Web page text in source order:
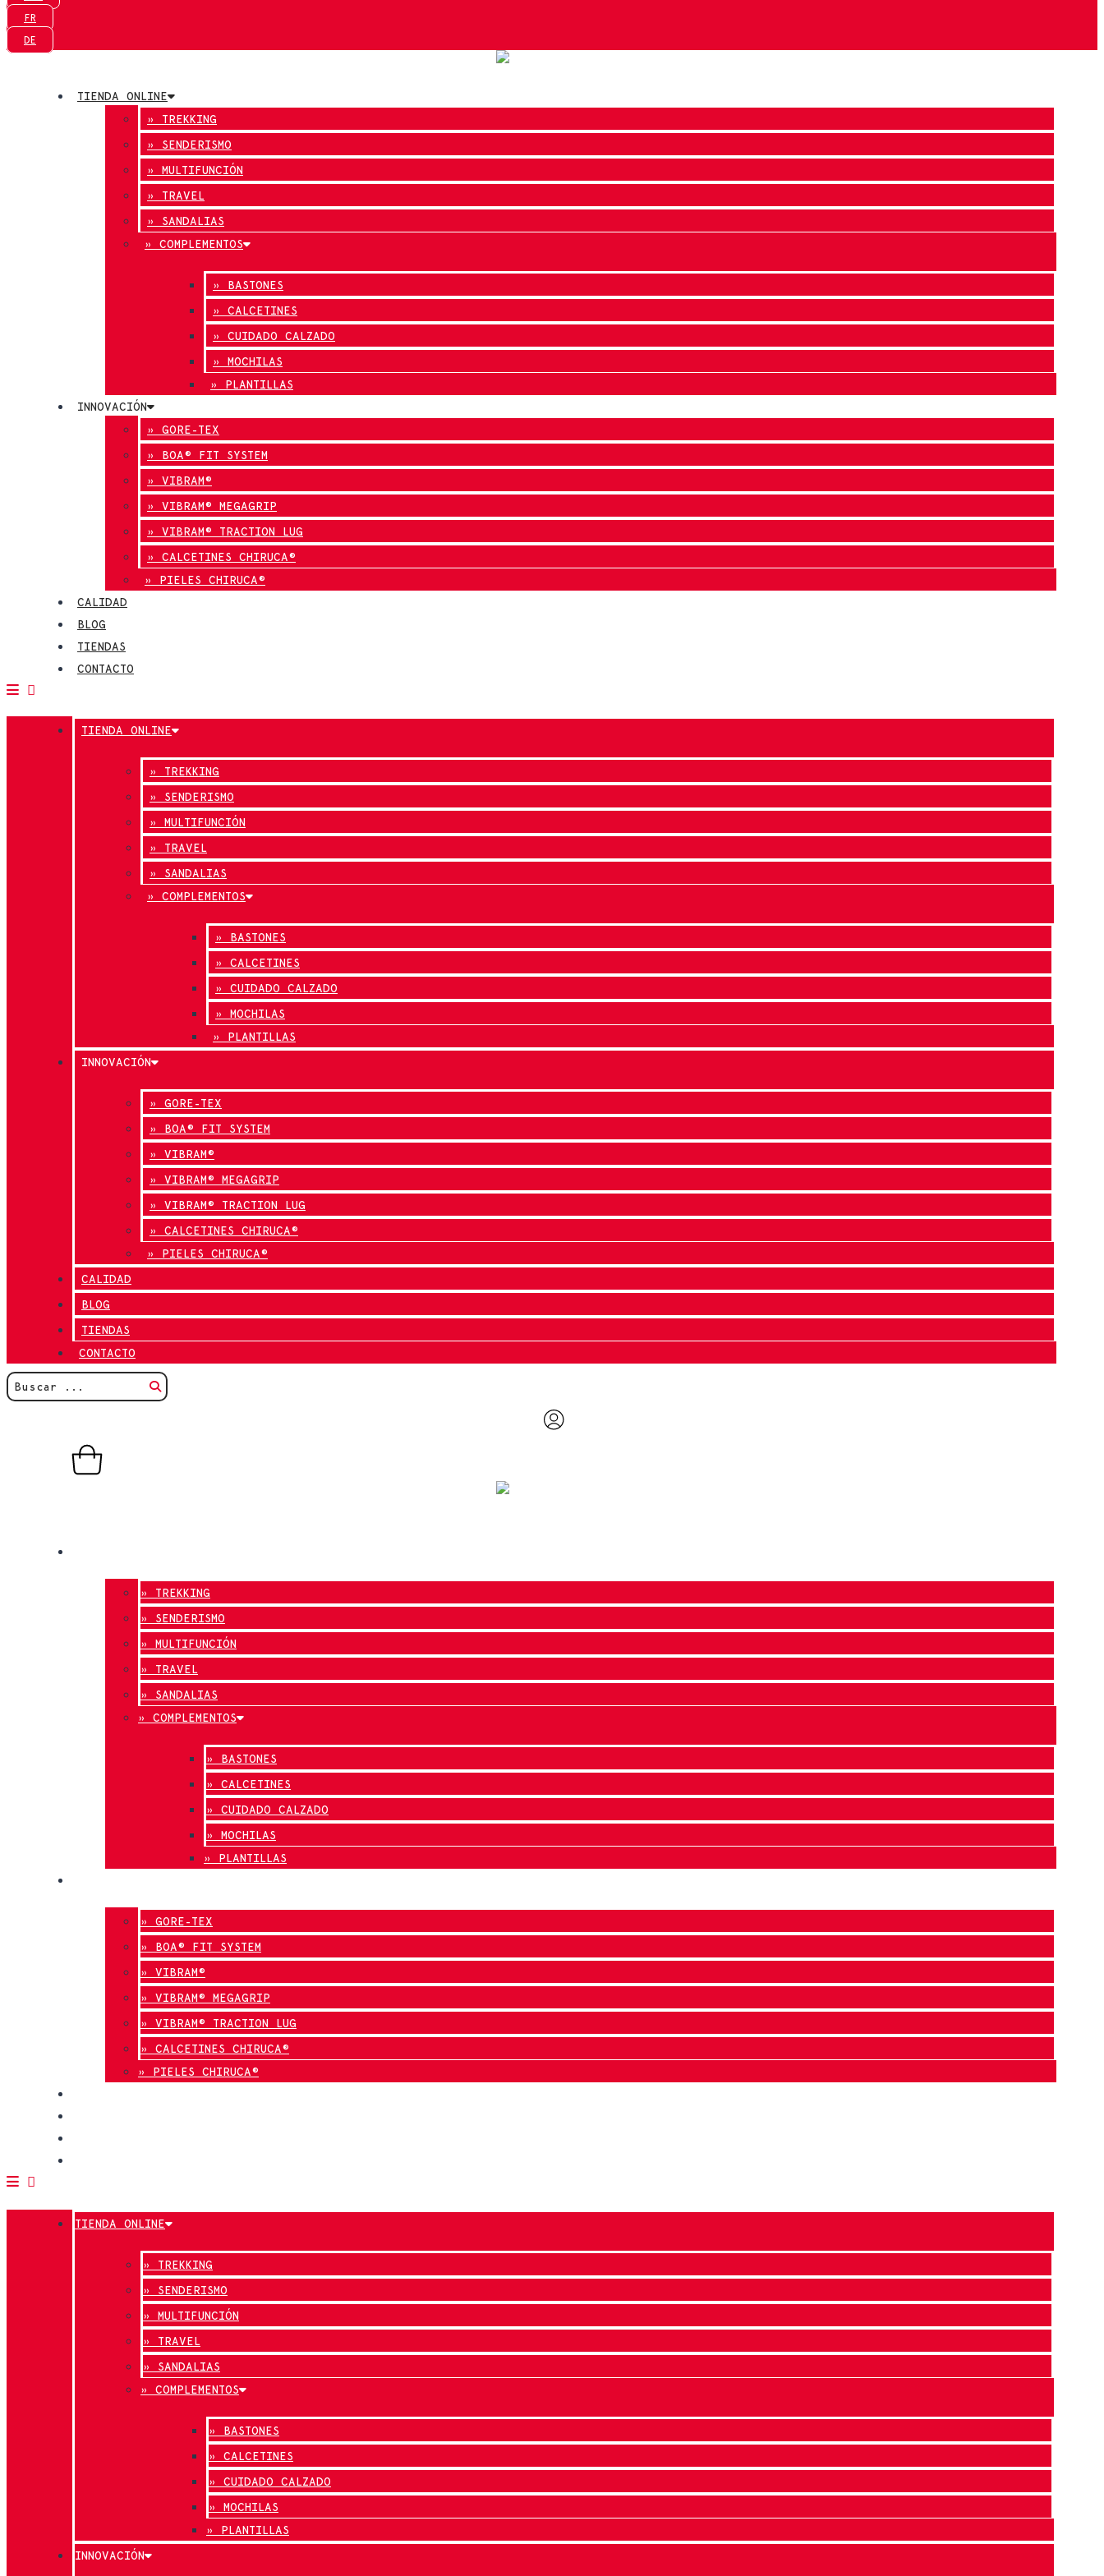
FR
DE
TIENDA ONLINE
» TREKKING
» SENDERISMO
» MULTIFUNCIÓN
» TRAVEL
» SANDALIAS
» COMPLEMENTOS
» BASTONES
» CALCETINES
» CUIDADO CALZADO
» MOCHILAS
» PLANTILLAS
INNOVACIÓN
» GORE-TEX
» BOA® FIT SYSTEM
» VIBRAM®
» VIBRAM® MEGAGRIP
» VIBRAM® TRACTION LUG
» CALCETINES CHIRUCA®
» PIELES CHIRUCA®
CALIDAD
BLOG
TIENDAS
CONTACTO
TIENDA ONLINE
» TREKKING
» SENDERISMO
» MULTIFUNCIÓN
» TRAVEL
» SANDALIAS
» COMPLEMENTOS
» BASTONES
» CALCETINES
» CUIDADO CALZADO
» MOCHILAS
» PLANTILLAS
INNOVACIÓN
» GORE-TEX
» BOA® FIT SYSTEM
» VIBRAM®
» VIBRAM® MEGAGRIP
» VIBRAM® TRACTION LUG
» CALCETINES CHIRUCA®
» PIELES CHIRUCA®
CALIDAD
BLOG
TIENDAS
CONTACTO
» TREKKING
» SENDERISMO
» MULTIFUNCIÓN
» TRAVEL
» SANDALIAS
» COMPLEMENTOS
» BASTONES
» CALCETINES
» CUIDADO CALZADO
» MOCHILAS
» PLANTILLAS
» GORE-TEX
» BOA® FIT SYSTEM
» VIBRAM®
» VIBRAM® MEGAGRIP
» VIBRAM® TRACTION LUG
» CALCETINES CHIRUCA®
» PIELES CHIRUCA®
TIENDA ONLINE
» TREKKING
» SENDERISMO
» MULTIFUNCIÓN
» TRAVEL
» SANDALIAS
» COMPLEMENTOS
» BASTONES
» CALCETINES
» CUIDADO CALZADO
» MOCHILAS
» PLANTILLAS
INNOVACIÓN